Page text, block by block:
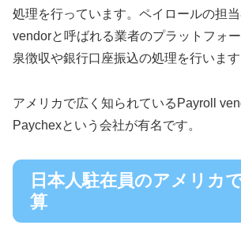
処理を行っています。ペイロールの担当
vendorと呼ばれる業者のプラットフォ
泉徴収や銀行口座振込の処理を行います
アメリカで広く知られているPayroll
Paychexという会社が有名です。
日本人駐在員のアメリカ
算